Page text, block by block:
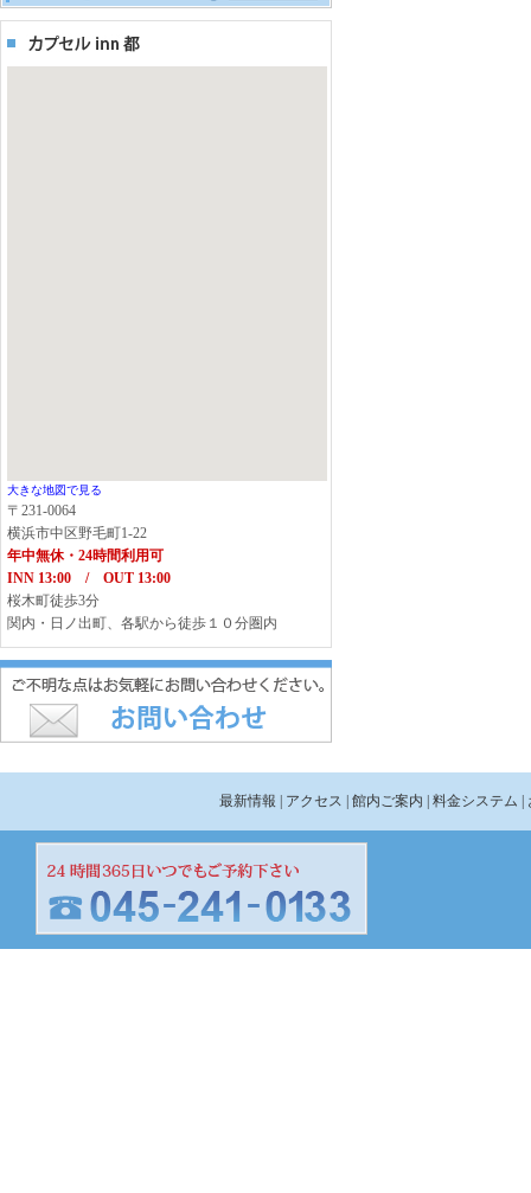
大きな地図で見る
〒231-0064
横浜市中区野毛町1-22
年中無休・24時間利用可
INN 13:00 / OUT 13:00
桜木町徒歩3分
関内・日ノ出町、各駅から徒歩１０分圏内
最新情報 | アクセス | 館内ご案内 | 料金システム